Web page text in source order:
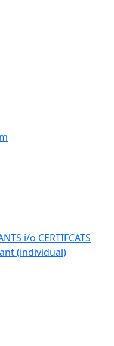
i/o CERTIFCATS
(individual)